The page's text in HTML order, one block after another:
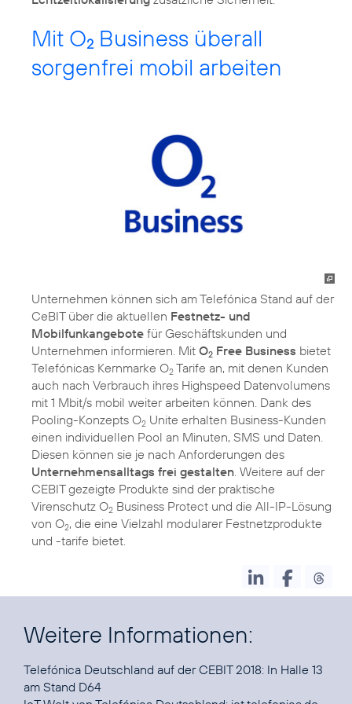
Mit O2 Business überall
sorgenfrei mobil arbeiten
Unternehmen können sich am Telefónica Stand auf der
CeBIT über die aktuellen Festnetz- und
Mobilfunkangebote für Geschäftskunden und
Unternehmen informieren. Mit O2 Free Business bietet
Telefónicas Kernmarke O2 Tarife an, mit denen Kunden
auch nach Verbrauch ihres Highspeed Datenvolumens
mit 1 Mbit/s mobil weiter arbeiten können. Dank des
Pooling-Konzepts O2 Unite erhalten Business-Kunden
einen individuellen Pool an Minuten, SMS und Daten.
Diesen können sie je nach Anforderungen des
Unternehmensalltags frei gestalten. Weitere auf der
CEBIT gezeigte Produkte sind der praktische
Virenschutz O2 Business Protect und die All-IP-Lösung
von O2, die eine Vielzahl modularer Festnetzprodukte
und -tarife bietet.
Weitere Informationen:
Telefónica Deutschland auf der CEBIT 2018: In Halle 13
am Stand D64